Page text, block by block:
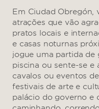
Em Ciudad Obregón,
atrações que vão
pratos locais e
e casas noturnas
jogue uma partida de
piscina ou sente-se e
cavalos ou eventos
festivais de arte e
palácio do governo e